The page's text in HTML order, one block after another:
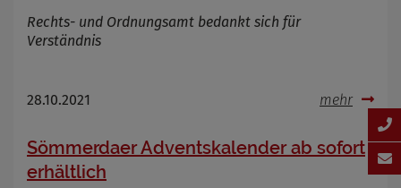
Rechts- und Ordnungsamt bedankt sich für
Verständnis
28.10.2021 mehr
Sömmerdaer Adventskalender ab sofort
erhältlich